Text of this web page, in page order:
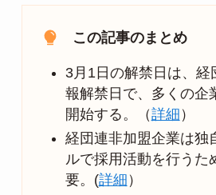
この記事のまとめ
3月1日の解禁日は、経
報解禁日で、​多くの企
開始する。（詳細 ）
経団連非加盟企業は独
ルで採用活動を行うた
要。(詳細 ）